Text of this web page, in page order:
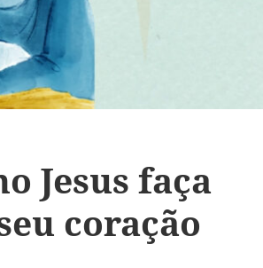
Jesus faça
coração